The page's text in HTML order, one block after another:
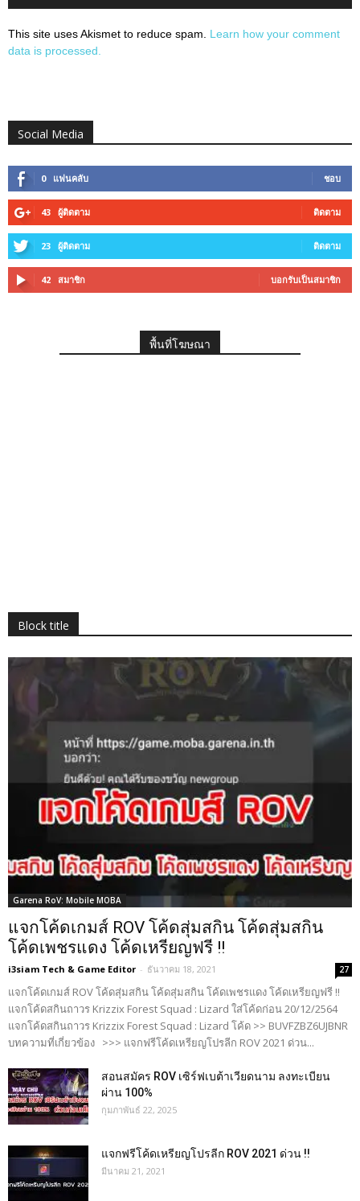
This site uses Akismet to reduce spam. Learn how your comment
data is processed.
Social Media
0 แฟนคลับ ชอบ
43 ผู้ติดตาม ติดตาม
23 ผู้ติดตาม ติดตาม
42 สมาชิก บอกรับเป็นสมาชิก
พื้นที่โฆษณา
Block title
Garena RoV: Mobile MOBA
แจกโค้ดเกมส์ ROV โค้ดสุ่มสกิน โค้ดสุ่มสกิน
โค้ดเพชรแดง โค้ดเหรียญฟรี !!
i3siam Tech & Game Editor - ธันวาคม 18, 2021 27
แจกโค้ดเกมส์ ROV โค้ดสุ่มสกิน โค้ดสุ่มสกิน โค้ดเพชรแดง โค้ดเหรียญฟรี !!
แจกโค้ดสกินถาวร Krizzix Forest Squad : Lizard ใส่โค้ดก่อน 20/12/2564
แจกโค้ดสกินถาวร Krizzix Forest Squad : Lizard โค้ด >> BUVFZBZ6UJBNR
บทความที่เกี่ยวข้อง >>> แจกฟรีโค้ดเหรียญโปรลีก ROV 2021 ด่วน...
สอนสมัคร ROV เซิร์ฟเบต้าเวียดนาม ลงทะเบียน
ผ่าน 100%
กุมภาพันธ์ 22, 2025
แจกฟรีโค้ดเหรียญโปรลีก ROV 2021 ด่วน !!
มีนาคม 21, 2021